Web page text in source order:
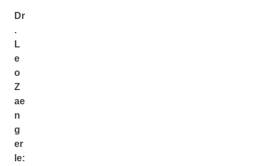
Dr
.
L
e
o
Z
ae
n
g
er
le: